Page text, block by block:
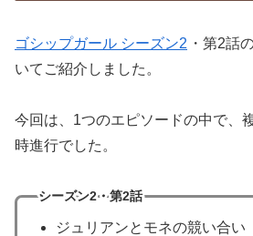
ゴシップガール シーズン2 ・第2話
いてご紹介しました。
今回は、1つのエピソードの中で、
時進行でした。
シーズン2・第2話
ジュリアンとモネの競い合い